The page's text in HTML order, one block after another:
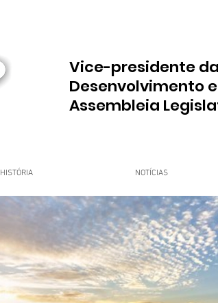
Vice-presidente
Desenvolvimento
Assembleia
HISTÓRIA NOTÍCIAS
Grupo Dr. Jorge do Carmo